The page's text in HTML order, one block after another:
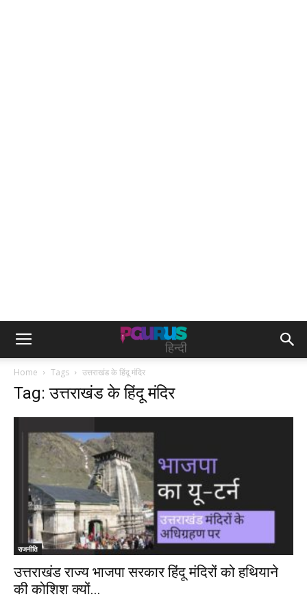
Home Tags उत्तराखंड के हिंदू मंदिर
Tag: उत्तराखंड के हिंदू मंदिर
राजनीति
उत्तराखंड राज्य भाजपा सरकार हिंदू मंदिरों को हथियाने
की कोशिश क्यों...